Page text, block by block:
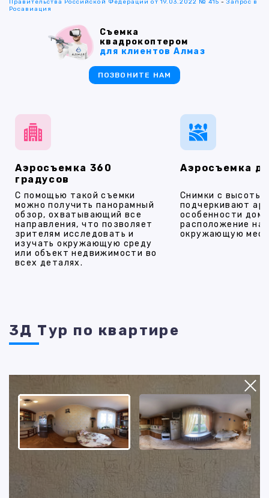
Аэросъемка 360
градусов
С помощью такой съемки
можно получить панорамный
обзор, охватывающий все
направления, что позволяет
зрителям исследовать и
изучать окружающую среду
или объект недвижимости во
всех деталях.
Аэросъемка
Снимки с высоты
подчеркивают
особенности
расположение на
окружающую
Правительства Российской Федерации от 19.03.2022 № 415 -Запрос в
Росавиация
Съемка
квадрокоптером
для клиентов Алмаз
ПОЗВОНИТЕ НАМ
3Д Тур по квартире